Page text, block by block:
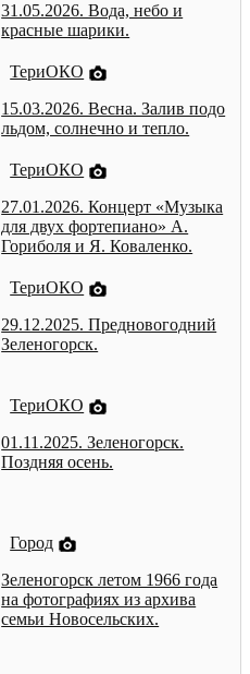
31.05.2026. Вода, небо и
красные шарики.
ТериОКО
15.03.2026. Весна. Залив подо
льдом, солнечно и тепло.
ТериОКО
27.01.2026. Концерт «Музыка
для двух фортепиано» А.
Гориболя и Я. Коваленко.
ТериОКО
29.12.2025. Предновогодний
Зеленогорск.
ТериОКО
01.11.2025. Зеленогорск.
Поздняя осень.
Город
Зеленогорск летом 1966 года
на фотографиях из архива
семьи Новосельских.